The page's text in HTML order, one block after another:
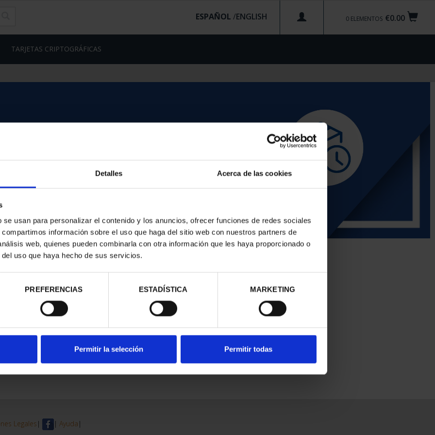
Detalles Acerca de las cookies
usan para personalizar el contenido y los anuncios, ofrecer funciones de redes sociales
información sobre el uso que haga del sitio web con nuestros partners de
web, quienes pueden combinarla con otra información que les haya proporcionado o
uso que haya hecho de sus servicios.
PREFERENCIAS ESTADÍSTICA MARKETING
Permitir la selección Permitir todas
€0.00
0 ELEMENTOS
ESPAÑOL /
TARJETAS CRIPTOGRÁFICAS
Legales | | Ayuda |